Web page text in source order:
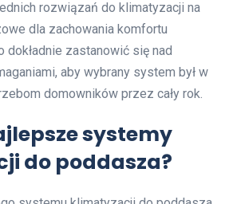
rozwiązań do klimatyzacji na
dla zachowania komfortu
dokładnie zastanowić się nad
aby wybrany system był w
domowników przez cały rok.
systemy
do poddasza?